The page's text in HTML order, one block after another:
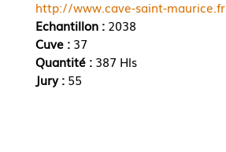
http://www.cave-saint-maurice.fr
Echantillon :2038
Cuve : 37
Quantité : 387 Hls
Jury : 55